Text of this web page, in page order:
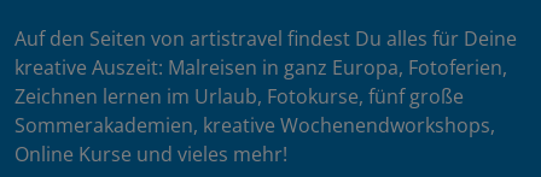
Auf den Seiten von artistravel findest Du alles für Deine
kreative Auszeit: Malreisen in ganz Europa, Fotoferien,
Zeichnen lernen im Urlaub, Fotokurse, fünf große
Sommerakademien, kreative Wochenendworkshops,
Online Kurse und vieles mehr!